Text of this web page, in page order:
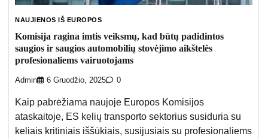
NAUJIENOS IŠ EUROPOS
Komisija ragina imtis veiksmų, kad būtų padidintos
saugios ir saugios automobilių stovėjimo aikštelės
profesionaliems vairuotojams
Admin 6 Gruodžio, 2025 0
Kaip pabrėžiama naujoje Europos Komisijos
ataskaitoje, ES kelių transporto sektorius susiduria su
keliais kritiniais iššūkiais, susijusiais su profesionaliems